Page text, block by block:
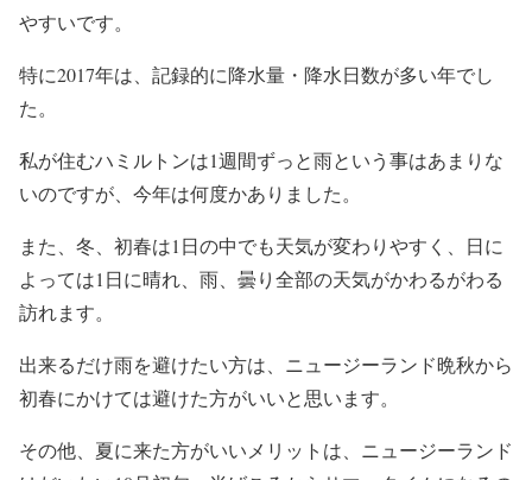
やすいです。
特に2017年は、記録的に降水量・降水日数が多い年でし
た。
私が住むハミルトンは1週間ずっと雨という事はあまりな
いのですが、今年は何度かありました。
また、冬、初春は1日の中でも天気が変わりやすく、日に
よっては1日に晴れ、雨、曇り全部の天気がかわるがわる
訪れます。
出来るだけ雨を避けたい方は、ニュージーランド晩秋から
初春にかけては避けた方がいいと思います。
その他、夏に来た方がいいメリットは、ニュージーランド